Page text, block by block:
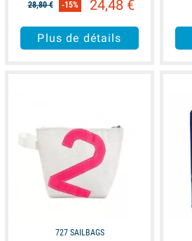
28,80 € -15% 24,48 €
Plus de détails
727 SAILBAGS